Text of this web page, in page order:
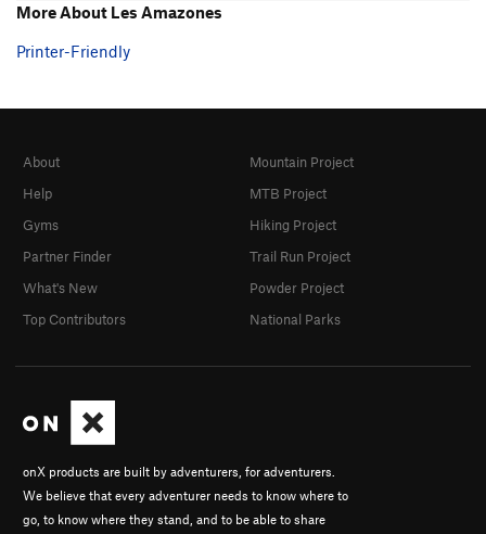
More About Les Amazones
Printer-Friendly
onX products are built by adventurers, for adventurers.
We believe that every adventurer needs to know where to
go, to know where they stand, and to be able to share
About
Help
Gyms
Partner Finder
What's New
Top Contributors
Mountain Project
MTB Project
Hiking Project
Trail Run Project
Powder Project
National Parks